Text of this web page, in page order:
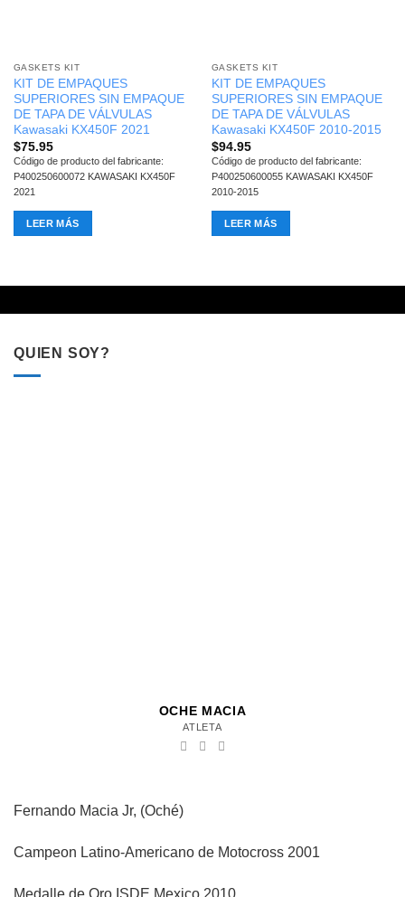
GASKETS KIT
KIT DE EMPAQUES
SUPERIORES SIN EMPAQUE
DE TAPA DE VÁLVULAS
Kawasaki KX450F 2021
$75.95
Código de producto del fabricante:
P400250600072 KAWASAKI KX450F
2021
LEER MÁS
GASKETS KIT
KIT DE EMPAQUES
SUPERIORES SIN EMPAQUE
DE TAPA DE VÁLVULAS
Kawasaki KX450F 2010-2015
$94.95
Código de producto del fabricante:
P400250600055 KAWASAKI KX450F
2010-2015
LEER MÁS
QUIEN SOY?
OCHE MACIA
ATLETA
Fernando Macia Jr, (Oché)
Campeon Latino-Americano de Motocross 2001
Medalle de Oro ISDE Mexico 2010